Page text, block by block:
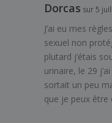
Dorcas sur 5
J’ai eu mes
sexuel non
plutard j’étais
urinaire, le 29
sortait un peu
que je peux être